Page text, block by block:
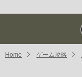
Home ゲーム攻略